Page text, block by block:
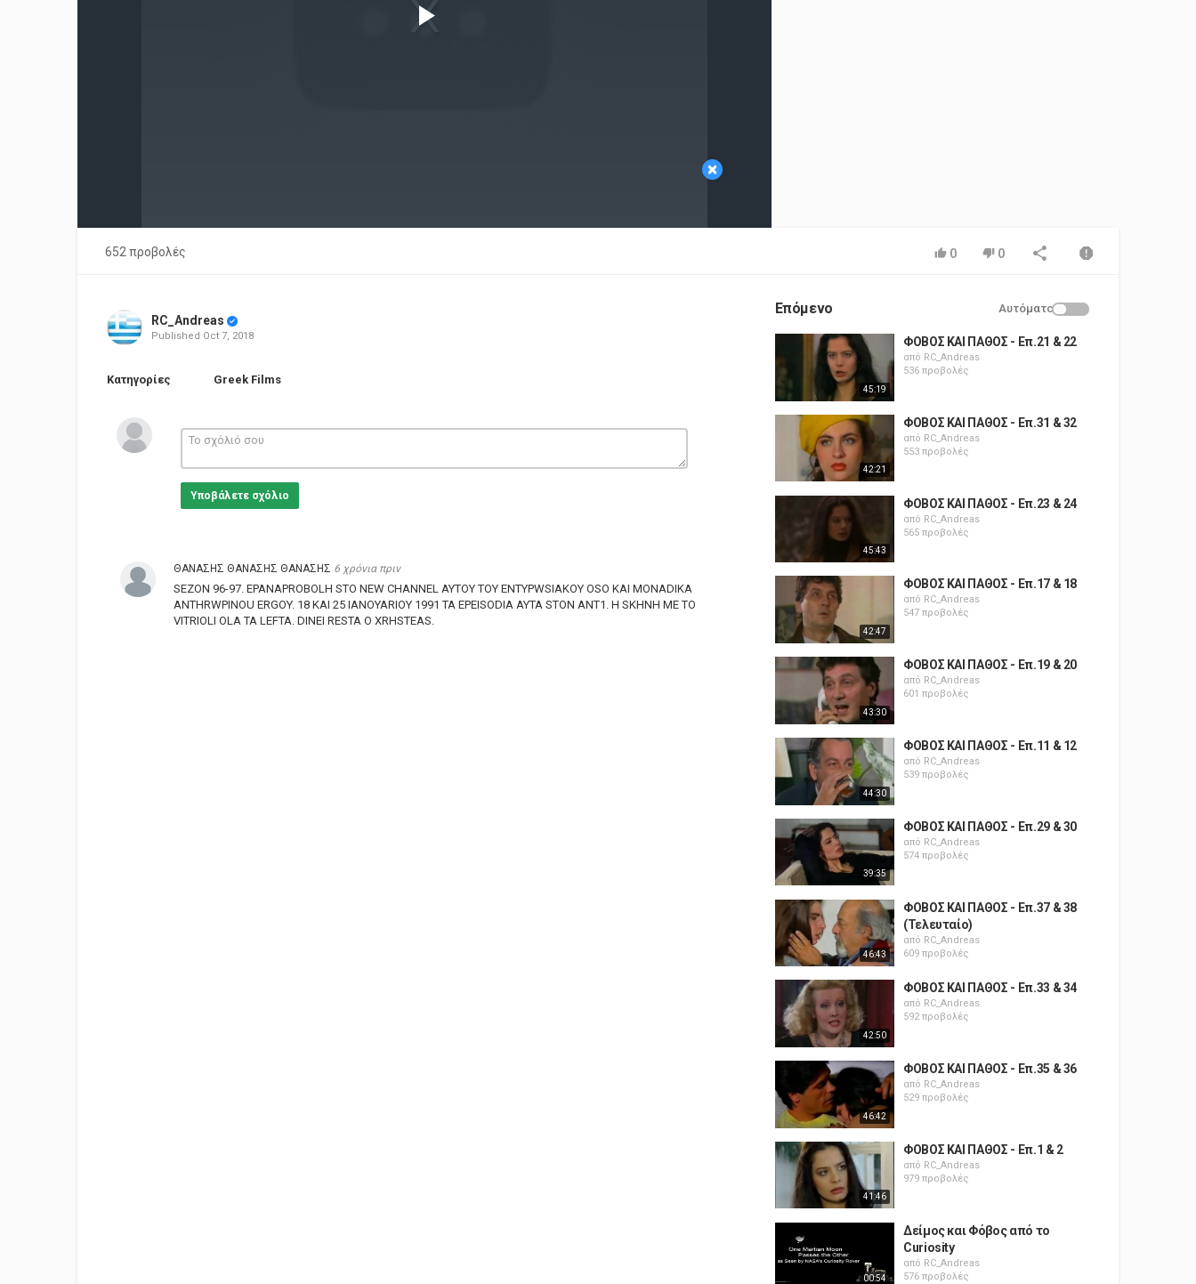
×
652 προβολές 0 0
RC_Andreas
Published Oct 7, 2018
Κατηγορίες Greek Films
Υποβάλετε σχόλιο
ΘΑΝΑΣΗΣ ΘΑΝΑΣΗΣ ΘΑΝΑΣΗΣ 6 χρόνια πριν
SEZON 96-97. EPANAPROBOLH STO NEW CHANNEL AYTOY TOY ENTYPWSIAKOY OSO KAI MONADIKA
ANTHRWPINOU ERGOY. 18 KAI 25 IANOYARIOY 1991 TA EPEISODIA AYTA STON ANT1. H SKHNH ME TO
VITRIOLI OLA TA LEFTA. DINEI RESTA O XRHSTEAS.
Επόμενο Αυτόματο
45:19
ΦΟΒΟΣ ΚΑΙ ΠΑΘΟΣ - Επ.21 & 22
από RC_Andreas
536 προβολές
42:21
ΦΟΒΟΣ ΚΑΙ ΠΑΘΟΣ - Επ.31 & 32
από RC_Andreas
553 προβολές
45:43
ΦΟΒΟΣ ΚΑΙ ΠΑΘΟΣ - Επ.23 & 24
από RC_Andreas
565 προβολές
42:47
ΦΟΒΟΣ ΚΑΙ ΠΑΘΟΣ - Επ.17 & 18
από RC_Andreas
547 προβολές
43:30
ΦΟΒΟΣ ΚΑΙ ΠΑΘΟΣ - Επ.19 & 20
από RC_Andreas
601 προβολές
44:30
ΦΟΒΟΣ ΚΑΙ ΠΑΘΟΣ - Επ.11 & 12
από RC_Andreas
539 προβολές
39:35
ΦΟΒΟΣ ΚΑΙ ΠΑΘΟΣ - Επ.29 & 30
από RC_Andreas
574 προβολές
46:43
ΦΟΒΟΣ ΚΑΙ ΠΑΘΟΣ - Επ.37 & 38
(Τελευταίο)
από RC_Andreas
609 προβολές
42:50
ΦΟΒΟΣ ΚΑΙ ΠΑΘΟΣ - Επ.33 & 34
από RC_Andreas
592 προβολές
46:42
ΦΟΒΟΣ ΚΑΙ ΠΑΘΟΣ - Επ.35 & 36
από RC_Andreas
529 προβολές
41:46
ΦΟΒΟΣ ΚΑΙ ΠΑΘΟΣ - Επ.1 & 2
από RC_Andreas
979 προβολές
00:54
Δείμος και Φόβος από το
Curiosity
από RC_Andreas
576 προβολές